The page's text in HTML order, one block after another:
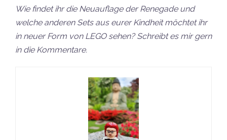
Wie findet ihr die Neuauflage der Renegade und
welche anderen Sets aus eurer Kindheit möchtet ihr
in neuer Form von LEGO sehen? Schreibt es mir gern
in die Kommentare.